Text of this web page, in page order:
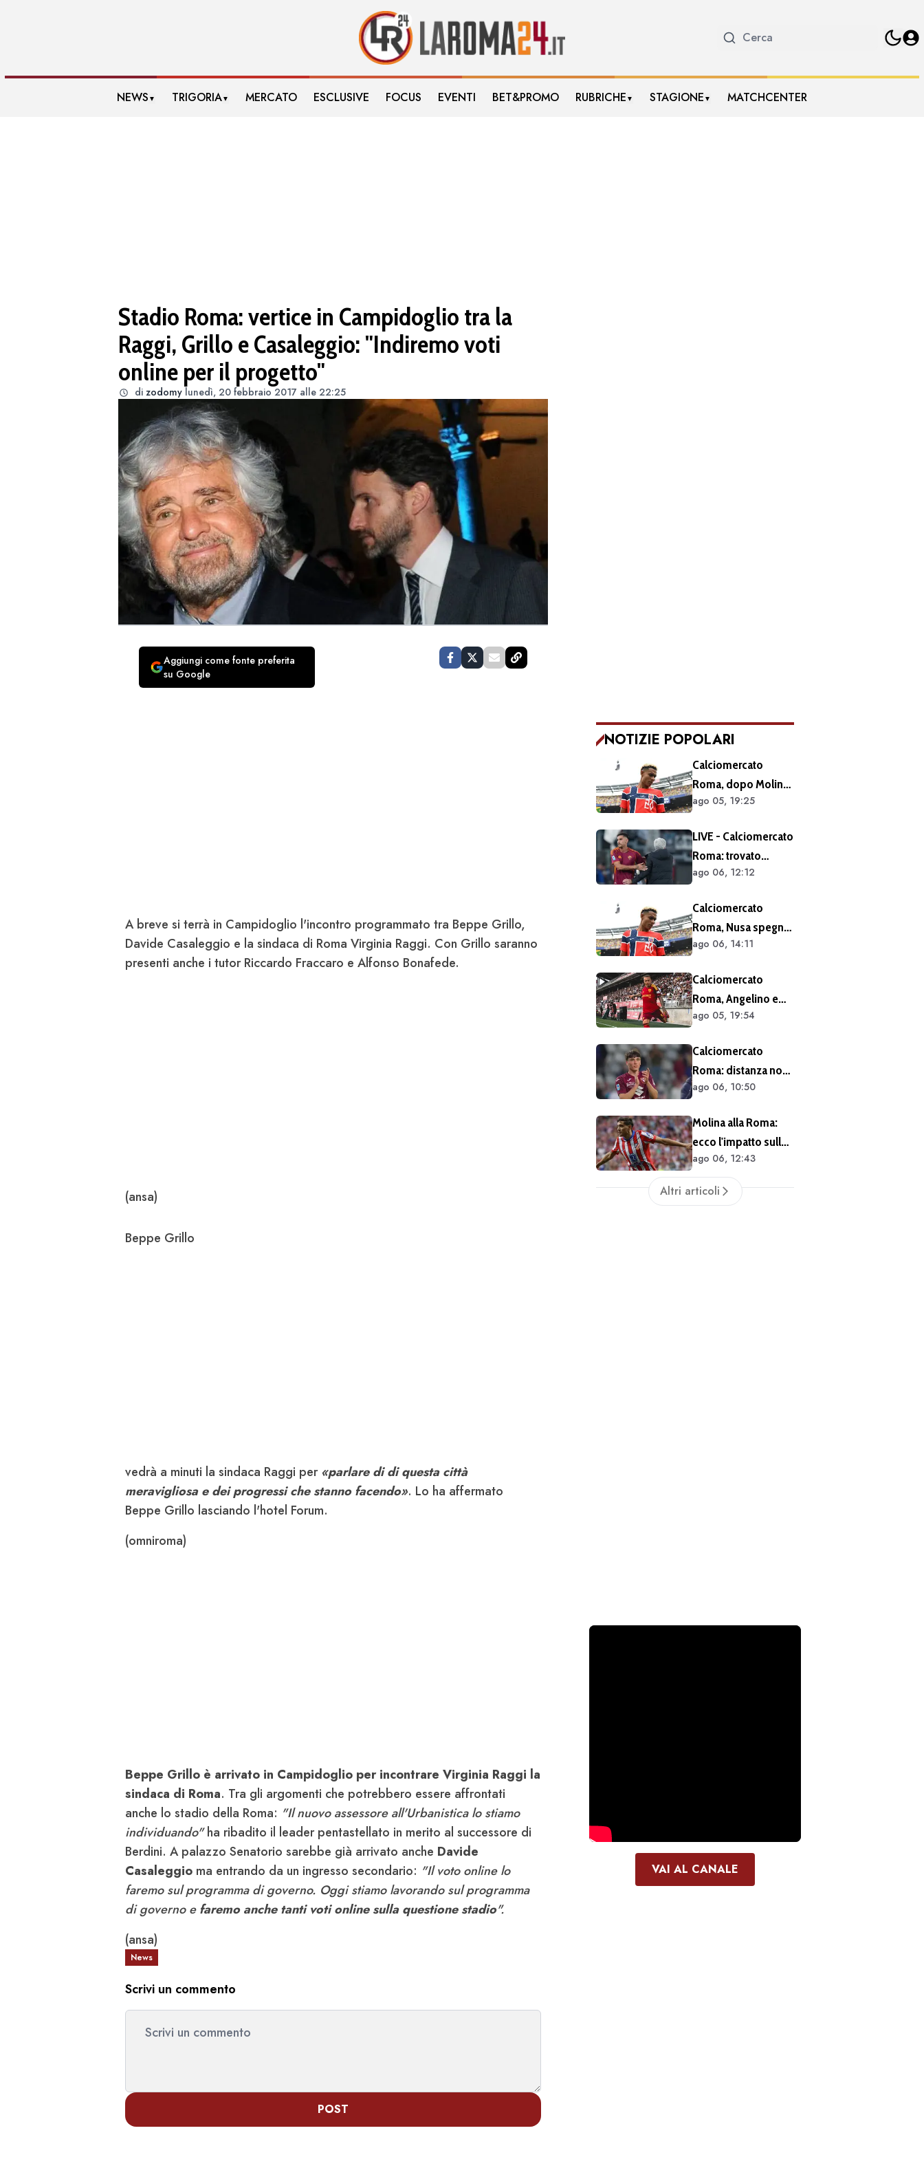
NEWS ▼ TRIGORIA▼ MERCATO ESCLUSIVE FOCUS EVENTI BET&PROMO RUBRICHE ▼ STAGIONE ▼ MATCHCENTER
Stadio Roma: vertice in Campidoglio tra la
Raggi, Grillo e Casaleggio: "Indiremo voti
online per il progetto"
di zodomy lunedì, 20 febbraio 2017 alle 22:25
Aggiungi come fonte preferita
su Google
A breve si terrà in Campidoglio l'incontro programmato tra Beppe Grillo,
Davide Casaleggio e la sindaca di Roma Virginia Raggi. Con Grillo saranno
presenti anche i tutor Riccardo Fraccaro e Alfonso Bonafede.
(ansa)
Beppe Grillo
vedrà a minuti la sindaca Raggi per«parlare di di questa città
meravigliosa e dei progressi che stanno facendo». Lo ha affermato
Beppe Grillo lasciando l'hotel Forum.
(omniroma)
Beppe Grillo è arrivato in Campidoglio per incontrare Virginia Raggi la
sindaca di Roma. Tra gli argomenti che potrebbero essere affrontati
anche lo stadio della Roma: "Il nuovo assessore all'Urbanistica lo stiamo
individuando"ha ribadito il leader pentastellato in merito al successore di
Berdini. A palazzo Senatorio sarebbe già arrivato anche Davide
Casaleggio ma entrando da un ingresso secondario: "Il voto online lo
faremo sul programma di governo. Oggi stiamo lavorando sul programma
di governo efaremo anche tanti voti online sulla questione stadio".
(ansa)
News
Scrivi un commento
POST
NOTIZIE POPOLARI
Calciomercato
Roma, dopo Molina
si accelera sugli
prossimi obiettivi
ago 05, 19:25
LIVE - Calciomercato
Roma: trovato
l'accordo per il
Prolungamento di
un solo anno
ago 06, 12:12
Calciomercato
Roma, Nusa spegne
le voci sul futuro:
di lasciare il Lipsia. I
media possono
scrivere quello che
vogliono"
ago 06, 14:11
Calciomercato
Roma, Angelino e
Kumbulla salutano:
Spagna
ago 05, 19:54
Calciomercato
Roma: distanza non
siderale per
ago 06, 10:50
Molina alla Roma:
ecco l'impatto sulle
casse del club
ago 06, 12:43
Altri articoli
VAI AL CANALE